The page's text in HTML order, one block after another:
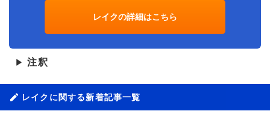
レイクの詳細はこちら
▶ 注釈
レイクに関する新着記事一覧